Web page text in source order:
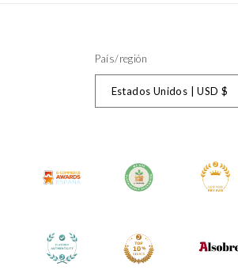
País/región
Estados Unidos | USD $